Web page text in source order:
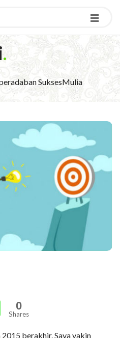
.
SuksesMulia
0
Shares
berakhir. Saya yakin